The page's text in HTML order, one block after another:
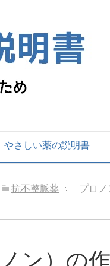
やさしい薬の説明書
抗不整脈薬 プロ
ン）の